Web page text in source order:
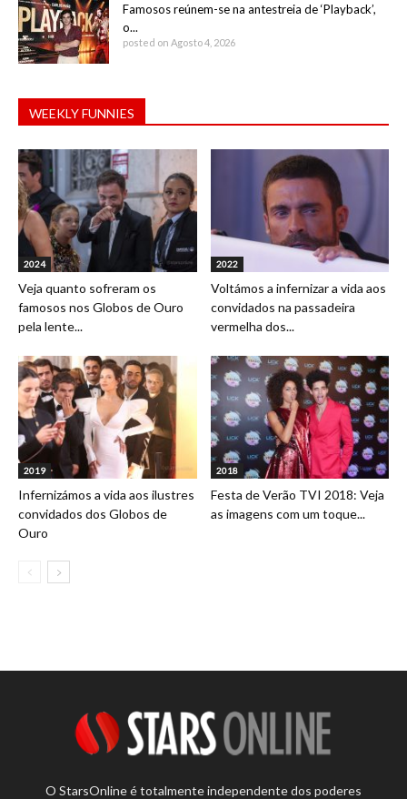
Famosos reúnem-se na antestreia de ‘Playback’,
o...
posted on Agosto 4, 2026
WEEKLY FUNNIES
2024
Veja quanto sofreram os
famosos nos Globos de Ouro
pela lente...
2022
Voltámos a infernizar a vida aos
convidados na passadeira
vermelha dos...
2019
Infernizámos a vida aos ilustres
convidados dos Globos de
Ouro
2018
Festa de Verão TVI 2018: Veja
as imagens com um toque...
O StarsOnline é totalmente independente dos poderes